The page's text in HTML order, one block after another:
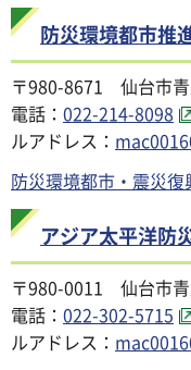
防災環境都市推
〒980-8671 仙台市
電話： 022-214-8098
ルアドレス：
防災環境都市・震災復
アジア太平洋防
〒980-0011 仙台市
電話： 022-302-5715
ルアドレス：